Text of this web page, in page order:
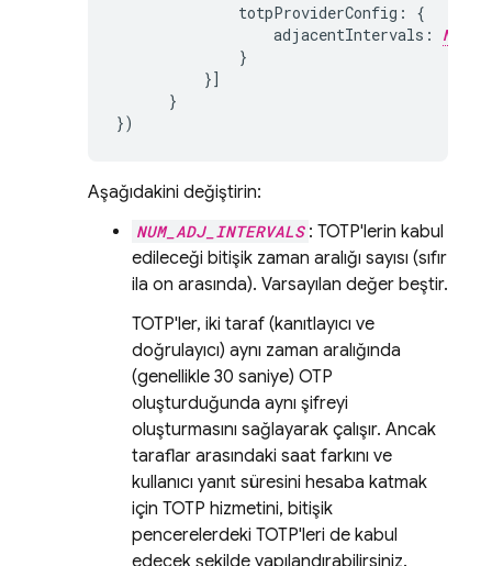
totpProviderConfig :
{
adjacentIntervals :
}
}]
}
})
Aşağıdakini değiştirin:
NUM_ADJ_INTERVALS : TOTP'lerin kabul
edileceği bitişik zaman aralığı sayısı (sıfır
ila on arasında). Varsayılan değer beştir.
TOTP'ler, iki taraf (kanıtlayıcı ve
doğrulayıcı) aynı zaman aralığında
(genellikle 30 saniye) OTP
oluşturduğunda aynı şifreyi
oluşturmasını sağlayarak çalışır. Ancak
taraflar arasındaki saat farkını ve
kullanıcı yanıt süresini hesaba katmak
için TOTP hizmetini, bitişik
pencerelerdeki TOTP'leri de kabul
edecek şekilde yapılandırabilirsiniz.